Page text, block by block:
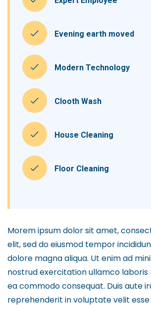
Evening earth moved
Modern Technology
Clooth Wash
House Cleaning
Floor Cleaning
Morem ipsum dolor sit amet,
elit, sed do eiusmod tempor
dolore magna aliqua. Ut enim ad
nostrud exercitation ullamco laboris
ea commodo consequat. Duis aute
reprehenderit in voluptate velit